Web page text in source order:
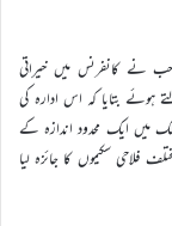
نے کانفرنس میں خیراتی
ہوئے بتایا کہ اس ادارہ کی
میں ایک محدود اندازہ کے
فلاحی سکیموں کا جائزہ لیا